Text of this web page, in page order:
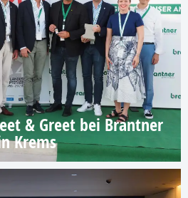
& Greet bei Brantner
Krems